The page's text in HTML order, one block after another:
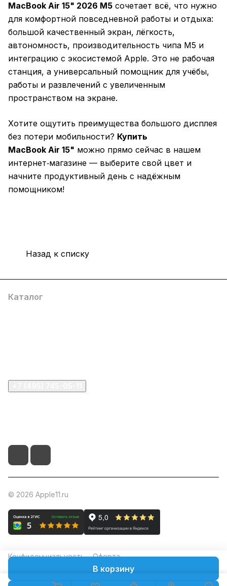
В корзину
MacBook Air 15" 2026 M5 сочетает всё, что нужно
для комфортной повседневной работы и отдыха:
большой качественный экран, лёгкость,
автономность, производительность чипа M5 и
интеграцию с экосистемой Apple. Это не рабочая
станция, а универсальный помощник для учёбы,
работы и развлечений с увеличенным
пространством на экране.
Хотите ощутить преимущества большого дисплея
без потери мобильности? Купить
MacBook Air 15" можно прямо сейчас в нашем
интернет‑магазине — выберите свой цвет и
начните продуктивный день с надёжным
помощником!
Назад к списку
Каталог
© 2026 Apple11.ru
Конфиденциальность Оферта